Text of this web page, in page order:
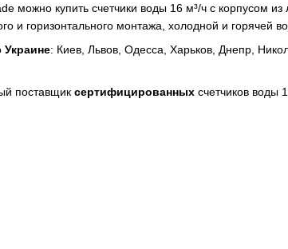
можно купить счетчики воды 16 м³/ч с корпусом
и горизонтального монтажа, холодной и горячей
Украине: Киев, Львов, Одесса, Харьков, Днепр,
поставщик сертифицированных счетчиков воды